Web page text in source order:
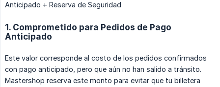
Anticipado + Reserva de Seguridad
1. Comprometido para Pedidos de Pago
Anticipado
Este valor corresponde al costo de los pedidos confirmados
con pago anticipado, pero que aún no han salido a tránsito.
Mastershop reserva este monto para evitar que tu billetera